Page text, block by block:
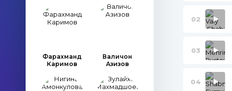
Фарахманд
Каримов
Валичон
Азизов
02
03
04